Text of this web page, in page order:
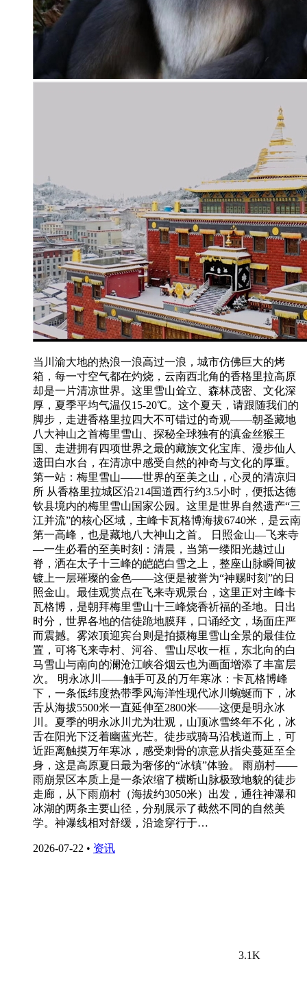
当川渝大地的热浪一浪高过一浪，城市仿佛巨大的烤
箱，每一寸空气都在灼烧，云南西北角的香格里拉高原
却是一片清凉世界。这里雪山耸立、森林茂密、文化深
厚，夏季平均气温仅15-20℃。这个夏天，请跟随我们的
脚步，走进香格里拉四大不可错过的奇观——朝圣藏地
八大神山之首梅里雪山、探秘全球独有的滇金丝猴王
国、走进拥有四项世界之最的藏族文化宝库、漫步仙人
遗田白水台，在清凉中感受自然的神奇与文化的厚重。
第一站：梅里雪山——世界的至美之山，心灵的清凉归
所 从香格里拉城区沿214国道西行约3.5小时，便抵达德
钦县境内的梅里雪山国家公园。这里是世界自然遗产“三
江并流”的核心区域，主峰卡瓦格博海拔6740米，是云南
第一高峰，也是藏地八大神山之首。 日照金山—飞来寺
—一生必看的至美时刻：清晨，当第一缕阳光越过山
脊，洒在太子十三峰的皑皑白雪之上，整座山脉瞬间被
镀上一层璀璨的金色——这便是被誉为“神赐时刻”的日
照金山。最佳观赏点在飞来寺观景台，这里正对主峰卡
瓦格博，是朝拜梅里雪山十三峰烧香祈福的圣地。日出
时分，世界各地的信徒跪地膜拜，口诵经文，场面庄严
而震撼。雾浓顶迎宾台则是拍摄梅里雪山全景的最佳位
置，可将飞来寺村、河谷、雪山尽收一框，东北向的白
马雪山与南向的澜沧江峡谷烟云也为画面增添了丰富层
次。 明永冰川——触手可及的万年寒冰：卡瓦格博峰
下，一条低纬度热带季风海洋性现代冰川蜿蜒而下，冰
舌从海拔5500米一直延伸至2800米——这便是明永冰
川。夏季的明永冰川尤为壮观，山顶冰雪终年不化，冰
舌在阳光下泛着幽蓝光芒。徒步或骑马沿栈道而上，可
近距离触摸万年寒冰，感受刺骨的凉意从指尖蔓延至全
身，这是高原夏日最为奢侈的“冰镇”体验。 雨崩村——
雨崩景区本质上是一条浓缩了横断山脉极致地貌的徒步
走廊，从下雨崩村（海拔约3050米）出发，通往神瀑和
冰湖的两条主要山径，分别展示了截然不同的自然美
学。神瀑线相对舒缓，沿途穿行于…
2026-07-22 • 资讯
3.1K